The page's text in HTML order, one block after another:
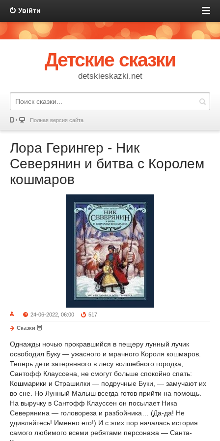
Увійти
Детские сказки
detskieskazki.net
Полная версия сайта
Лора Герингер - Ник
Северянин и битва с Королем
кошмаров
24-06-2022, 06:00 517
Сказки 🦉
Однажды ночью прокравшийся в пещеру лунный лучик
освободил Буку — ужасного и мрачного Короля кошмаров.
Теперь дети затерянного в лесу волшебного городка,
Сантофф Клауссена, не смогут больше спокойно спать:
Кошмарики и Страшилки — подручные Буки, — замучают их
во сне. Но Лунный Малыш всегда готов прийти на помощь.
На выручку в Сантофф Клауссен он посылает Ника
Северянина — головореза и разбойника… (Да-да! Не
удивляйтесь! Именно его!) И с этих пор началась история
самого любимого всеми ребятами персонажа — Санта-